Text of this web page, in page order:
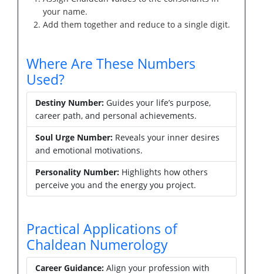
your name.
Add them together and reduce to a single digit.
Where Are These Numbers
Used?
Destiny Number: Guides your life’s purpose,
career path, and personal achievements.
Soul Urge Number: Reveals your inner desires
and emotional motivations.
Personality Number: Highlights how others
perceive you and the energy you project.
Practical Applications of
Chaldean Numerology
Career Guidance: Align your profession with